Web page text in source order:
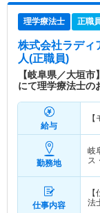
理学療法士 正職
株式会社ラディ
人(正職員)
【岐阜県／大垣
にて理学療法士の
給与
勤務地
岐
ス
仕事内容
法